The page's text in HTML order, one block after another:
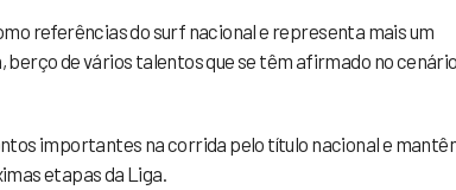
referências do surf nacional e representa mais um
berço de vários talentos que se têm afirmado no
importantes na corrida pelo título nacional e
etapas da Liga.